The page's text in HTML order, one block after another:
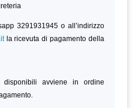
3291931945 o all’indirizzo
la ricevuta di pagamento della
disponibili avviene in ordine